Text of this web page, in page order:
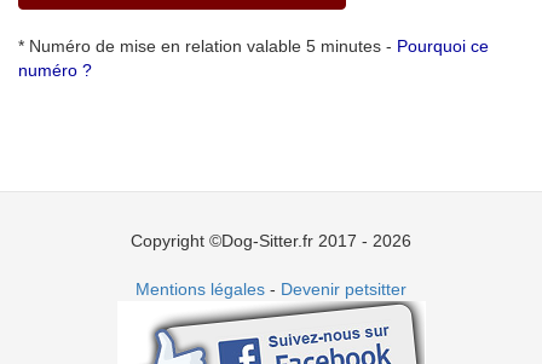
* Numéro de mise en relation valable 5 minutes - Pourquoi ce
numéro ?
Copyright ©Dog-Sitter.fr 2017 - 2026
Mentions légales - Devenir petsitter